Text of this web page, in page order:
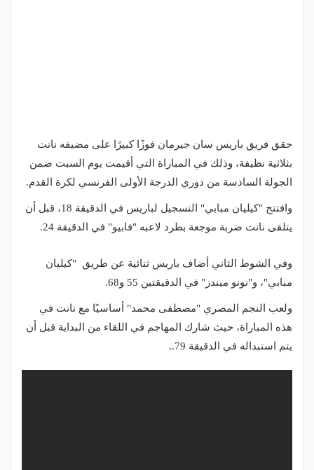
حقق فريق باريس سان جيرمان فوزًا كبيرًا على مضيفه نانت
بثلاثية نظيفة، وذلك في المباراة التي أقيمت يوم السبت ضمن
الجولة السادسة من دوري الدرجة الأولى الفرنسي لكرة القدم.
وافتتح "كيليان مبابي" التسجيل لباريس في الدقيقة 18، قبل أن
يتلقى نانت ضربة موجعة بطرد لاعبه "فابيو" في الدقيقة 24.
وفي الشوط الثاني أضاف باريس ثنائية عن طريق "كيليان
مبابي"، و"نونو ميندز" في الدقيقتين 55 و68.
ولعب النجم المصري "مصطفى محمد" أساسيًا مع نانت في
هذه المباراة، حيث شارك المهاجم في اللقاء من البداية قبل أن
يتم استبداله في الدقيقة 79..